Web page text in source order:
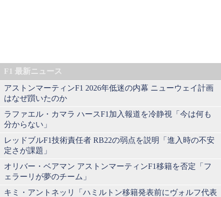
F1 最新ニュース
アストンマーティンF1 2026年低迷の内幕 ニューウェイ計画
はなぜ躓いたのか
ラファエル・カマラ ハースF1加入報道を冷静視「今は何も
分からない」
レッドブルF1技術責任者 RB22の弱点を説明「進入時の不安
定さが課題」
オリバー・ベアマン アストンマーティンF1移籍を否定「フ
ェラーリが夢のチーム」
キミ・アントネッリ「ハミルトン移籍発表前にヴォルフ代表